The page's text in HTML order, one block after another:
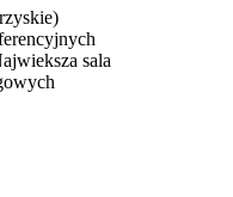
sala